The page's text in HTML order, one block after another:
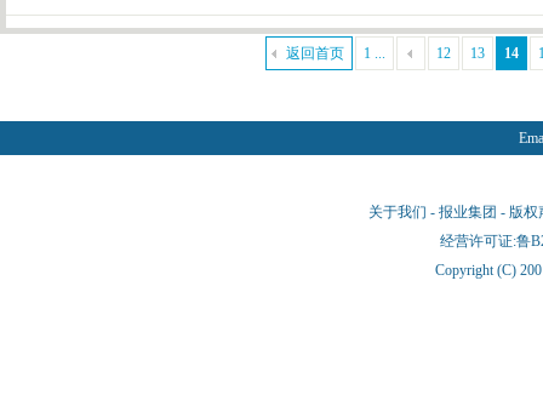
1 ... 12 13 14
返回首页
关于我们 - 报业集团 - 版权
经营许可证:鲁
Copyright (C)